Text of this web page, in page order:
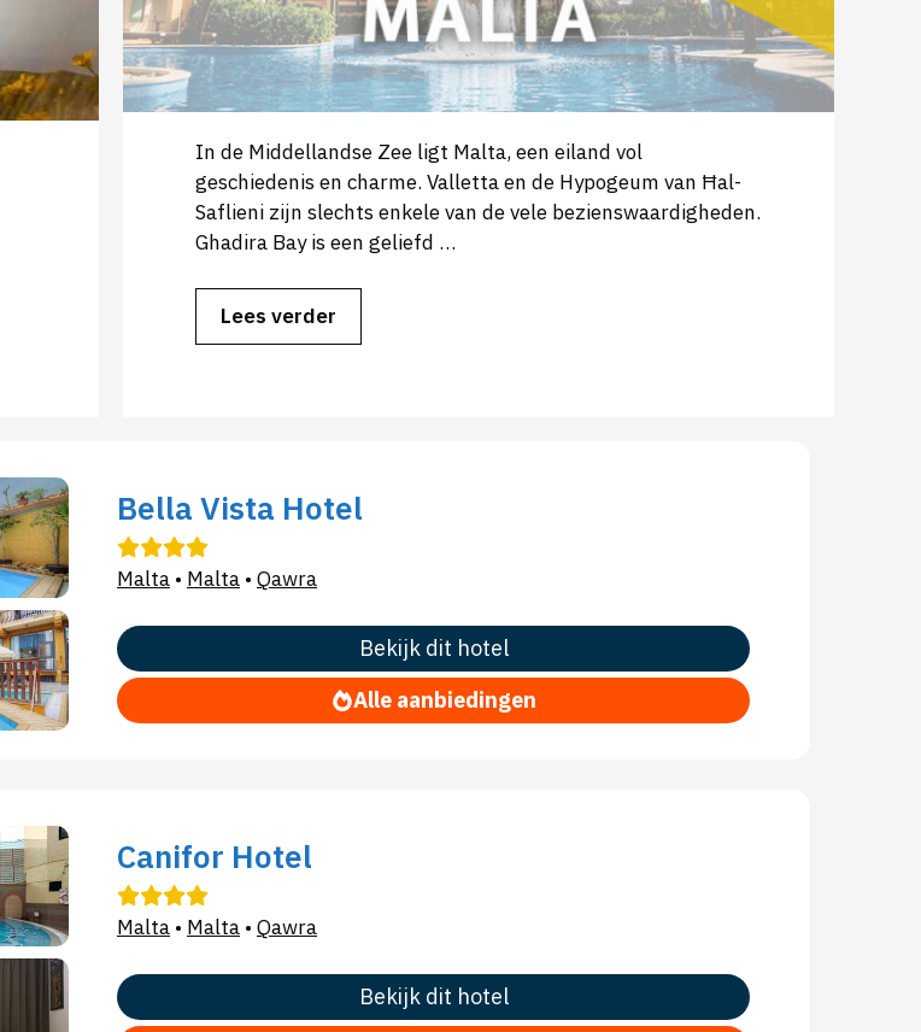
In de Middellandse Zee ligt Malta, een eiland vol
geschiedenis en charme. Valletta en de Hypogeum van Ħal-
Saflieni zijn slechts enkele van de vele bezienswaardigheden.
Ghadira Bay is een geliefd …
Lees verder
Bella Vista Hotel
Malta • Malta • Qawra
Bekijk dit hotel
Alle aanbiedingen
Canifor Hotel
Malta • Malta • Qawra
Bekijk dit hotel